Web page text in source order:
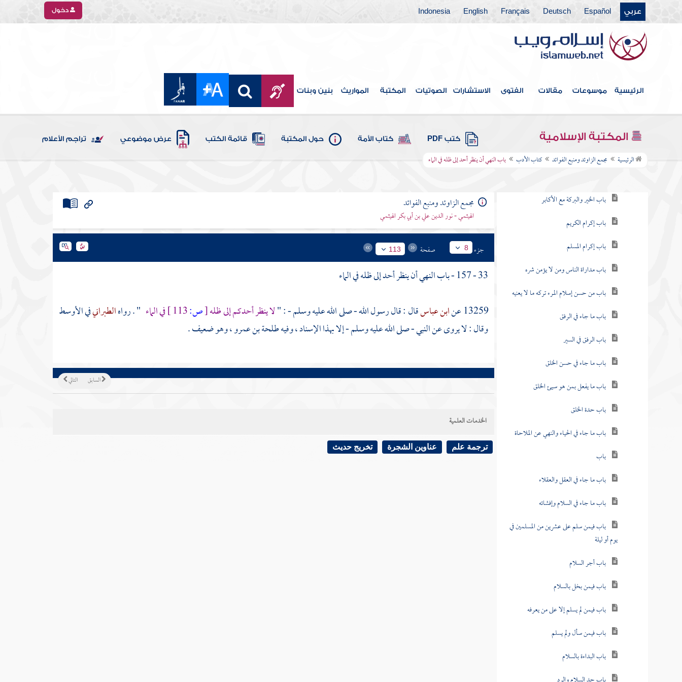
عربي Español
Deutsch
Français
English
Indonesia دخول
الرئيسية موسوعات مقالات الفتوى الاستشارات الصوتيات المكتبة المواريث بنين وبنات
المكتبة الإسلامية كتب PDF كتاب الأمة حول المكتبة قائمة الكتب عرض موضوعي تراجم الأعلام
الرئيسية مجمع الزاوئد ومنبع الفوائد كتاب الأدب باب النهي أن ينظر أحد إلى ظله في الماء
كتاب الحدود والديات
كتاب الديات
كتاب التفسير
كتاب التعبير
كتاب القدر
كتاب الفتن أعاذنا الله منها
كتاب الأدب
باب الخير والبركة مع الأكابر
باب إكرام الكريم
باب إكرام المسلم
باب مداراة الناس ومن لا يؤمن شره
باب من حسن إسلام المرء تركه ما لا يعنيه
باب ما جاء في الرفق
باب الرفق في السير
باب ما جاء في حسن الخلق
باب ما يفعل بمن هو سيئ الخلق
باب حدة الخلق
باب ما جاء في الحياء والنهي عن الملاحاة
باب
باب ما جاء في العقل والعقلاء
باب ما جاء في السلام وإفشائه
باب فيمن سلم على عشرين من المسلمين في
يوم أو ليلة
باب أجر السلام
باب فيمن بخل بالسلام
باب فيمن لم يسلم إلا على من يعرفه
باب فيمن سأل ولم يسلم
باب البداءة بالسلام
مجمع الزاوئد ومنبع الفوائد
الهيثمي - نور الدين علي بن أبي بكر الهيثمي
جزء 8 صفحة 113
33 - 157 - باب النهي أن ينظر أحد إلى ظله في الماء
13259 عن
ابن عباسقال : قال رسول الله - صلى الله عليه وسلم - : "لا ينظر أحدكم إلى ظله[ص: في الماء " . رواهالطبرانيفي الأوسط
وقال : لا يروى عن النبي - صلى الله عليه وسلم - إلا بهذا الإسناد ، وفيهطلحة بن عمرو، وهو ضعيف .
التالي السابق
الخدمات العلمية
ترجمة علم عناوين الشجرة تخريج حديث